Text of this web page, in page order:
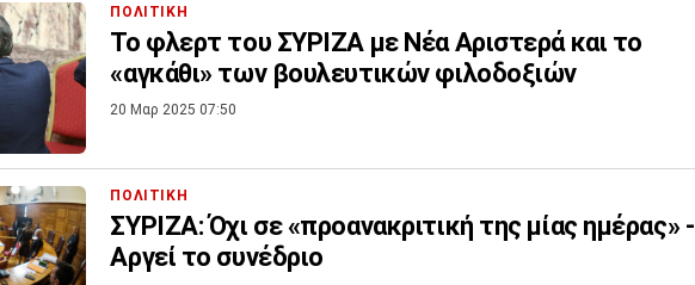
ΠΟΛΙΤΙΚΗ
Το φλερτ του ΣΥΡΙΖΑ με Νέα Αριστερά και το
«αγκάθι» των βουλευτικών φιλοδοξιών
20 Μαρ 2025 07:50
ΠΟΛΙΤΙΚΗ
ΣΥΡΙΖΑ: Όχι σε «προανακριτική της μίας ημέρας» -
Αργεί το συνέδριο